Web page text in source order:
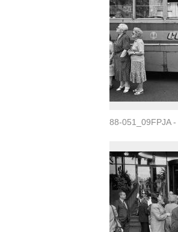
88-051_09FPJA -